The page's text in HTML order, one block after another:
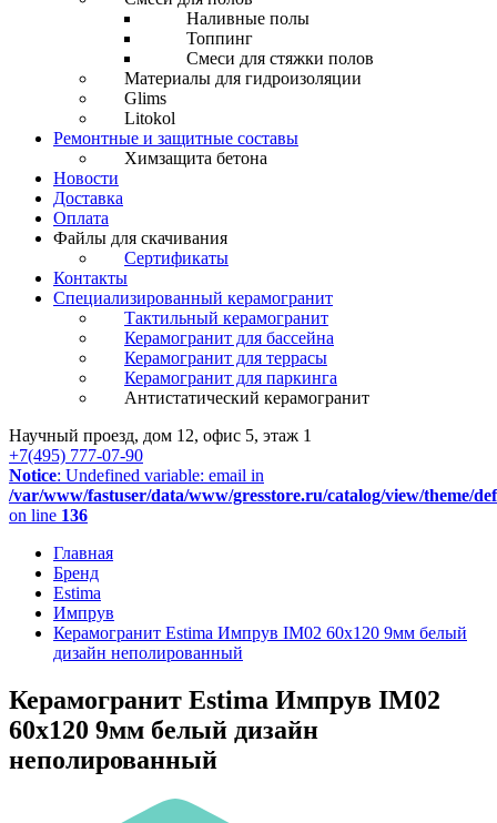
Наливные полы
Топпинг
Смеси для стяжки полов
Материалы для гидроизоляции
Glims
Litokol
Ремонтные и защитные составы
Химзащита бетона
Новости
Доставка
Оплата
Файлы для скачивания
Сертификаты
Контакты
Специализированный керамогранит
Тактильный керамогранит
Керамогранит для бассейна
Керамогранит для террасы
Керамогранит для паркинга
Антистатический керамогранит
Научный проезд, дом 12, офис 5, этаж 1
+7(495) 777-07-90
Notice: Undefined variable: email in
/var/www/fastuser/data/www/gresstore.ru/catalog/view/theme/
on line 136
Главная
Бренд
Estima
Импрув
Керамогранит Estima Импрув IM02 60x120 9мм белый
дизайн неполированный
Керамогранит Estima Импрув IM02
60x120 9мм белый дизайн
неполированный